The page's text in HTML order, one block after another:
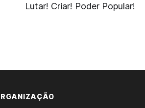
Lutar! Criar! Poder Popular!